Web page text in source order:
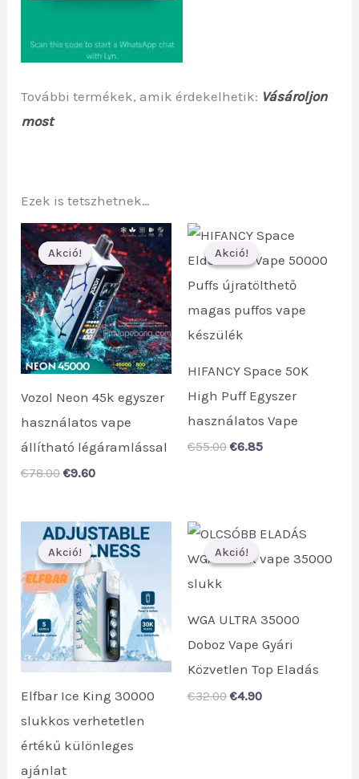
További termékek, amik érdekelhetik: Vásároljon
most
Ezek is tetszhetnek…
Akció!
Akció!
Vozol Neon 45k egyszer
használatos vape
állítható légáramlással
€78.00 Original
€78.00.
€9.60Current
€9.60.
Akció!
Akció!
HIFANCY Space 50K
High Puff Egyszer
használatos Vape
€55.00 Original
€6.85Current
Akció!
Akció!
Elfbar Ice King 30000
slukkos verhetetlen
értékű különleges
ajánlat
Akció!
Akció!
WGA ULTRA 35000
Doboz Vape Gyári
Közvetlen Top Eladás
€32.00 Original
€4.90Current